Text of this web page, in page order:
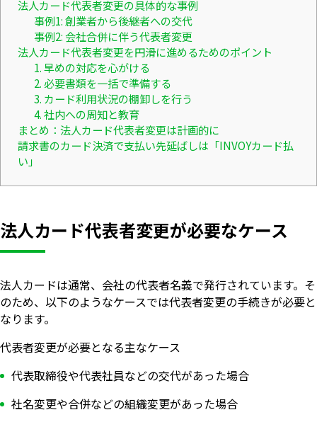
法人カード代表者変更の具体的な事例
事例1: 創業者から後継者への交代
事例2: 会社合併に伴う代表者変更
法人カード代表者変更を円滑に進めるためのポイント
1. 早めの対応を心がける
2. 必要書類を一括で準備する
3. カード利用状況の棚卸しを行う
4. 社内への周知と教育
まとめ：法人カード代表者変更は計画的に
請求書のカード決済で支払い先延ばしは「INVOYカード払
い」
法人カード代表者変更が必要なケース
法人カードは通常、会社の代表者名義で発行されています。そ
のため、以下のようなケースでは代表者変更の手続きが必要と
なります。
代表者変更が必要となる主なケース
代表取締役や代表社員などの交代があった場合
社名変更や合併などの組織変更があった場合